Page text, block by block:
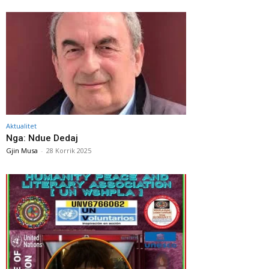
Aktualitet
Nga: Ndue Dedaj
Gjin Musa - 28 Korrik 2025